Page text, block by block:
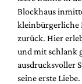
Autor:innen
Partner
Mediadaten
Suche
Blockhaus
kleinbürgerliche
zurück. Hier
und mit schlank
ausdrucksvoller
seine erste